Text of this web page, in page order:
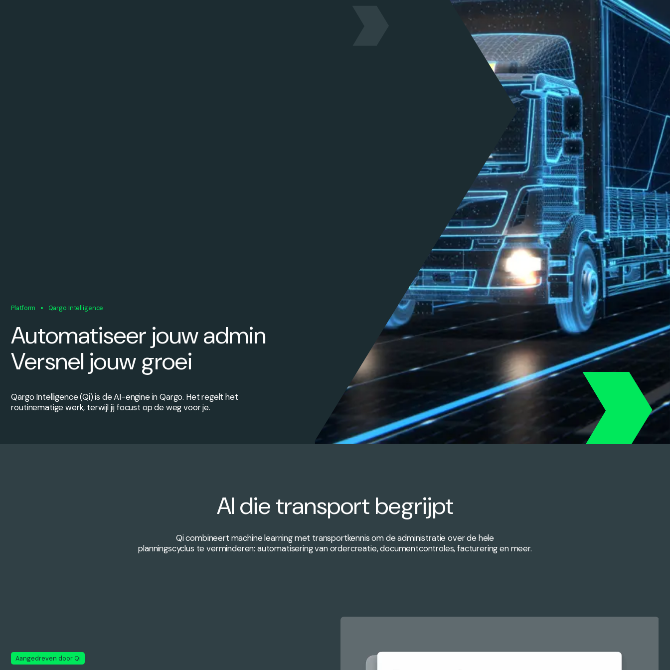
Platform Qargo Intelligence
Automatiseer jouw admin
Versnel jouw groei
Qargo Intelligence (Qi) is de AI-engine in Qargo. Het regelt het
routinematige werk, terwijl jij focust op de weg voor je.
AI die transport begrijpt
Qi combineert machine learning met transportkennis om de administratie over de hele
planningscyclus te verminderen: automatisering van ordercreatie, documentcontroles, facturering en meer.
Aangedreven door Qi